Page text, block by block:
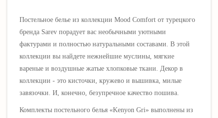
Постельное белье из коллекции Mood Comfort от турецкого
бренда Sarev порадует вас необычными уютными
фактурами и полностью натуральными составами. В этой
коллекции вы найдете нежнейшие муслины, мягкие
вареные и воздушные жатые хлопковые ткани. Декор в
коллекции - это кисточки, кружево и вышивка, милые
завязочки. И, конечно, безупречное качество пошива.
Комплекты постельного белья «Kenyon Gri» выполнены из